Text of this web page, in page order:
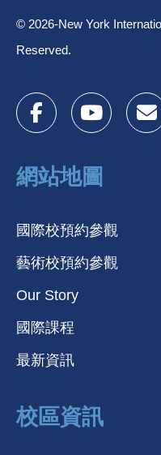
© 2026-New York
Reserved.
網站地圖
國際校預約參觀
藝術校預約參觀
Our Story
國際課程
最新資訊
校區資訊